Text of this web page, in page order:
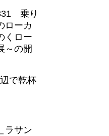
乗り
ローカ
くロー
～の開
で乾杯
ラサン